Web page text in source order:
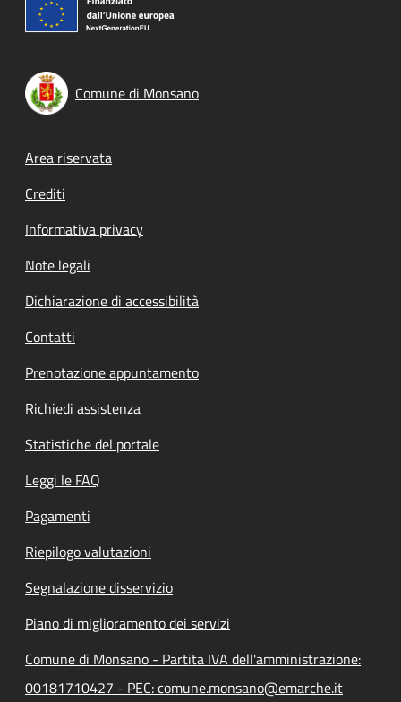
Comune di Monsano
Footer menu
Area riservata
Crediti
Informativa privacy
Note legali
Dichiarazione di accessibilità
Contatti
Prenotazione appuntamento
Richiedi assistenza
Statistiche del portale
Leggi le FAQ
Pagamenti
Riepilogo valutazioni
Segnalazione disservizio
Piano di miglioramento dei servizi
Comune di Monsano - Partita IVA dell'amministrazione:
00181710427 - PEC: comune.monsano@emarche.it